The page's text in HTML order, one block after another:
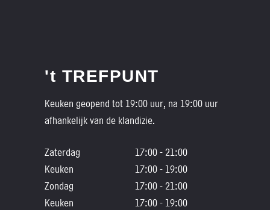
't TREFPUNT
Keuken geopend tot 19:00 uur, na 19:00 uur
afhankelijk van de klandizie.
Zaterdag
17:00 - 21:00
Keuken
17:00 - 19:00
Zondag
17:00 - 21:00
Keuken
17:00 - 19:00